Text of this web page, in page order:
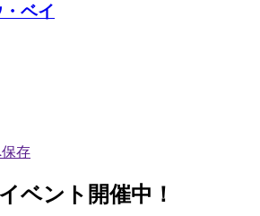
ベイ
ベント開催中！